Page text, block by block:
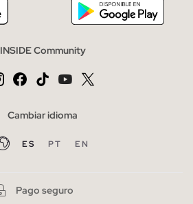
INSIDE Community
Cambiar idioma
ES PT EN
Pago seguro